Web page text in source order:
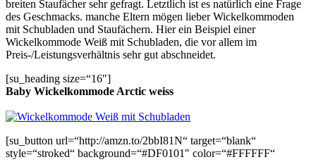
breiten Staufächer sehr gefragt. Letztlich ist es natürlich eine Frage
des Geschmacks. manche Eltern mögen lieber Wickelkommoden
mit Schubladen und Staufächern. Hier ein Beispiel einer
Wickelkommode Weiß mit Schubladen, die vor allem im
Preis-/Leistungsverhältnis sehr gut abschneidet.
[su_heading size=“16″]
Baby Wickelkommode Arctic weiss
[su_button url=“http://amzn.to/2bbI81N“ target=“blank“
style=“stroked“ background=“#DF0101″ color=“#FFFFFF“